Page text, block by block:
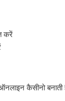
करें
कैसीनो बनाती